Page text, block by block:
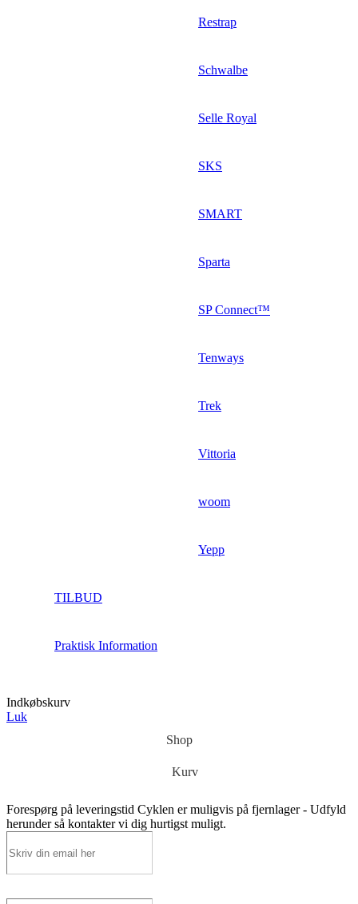
Restrap
Schwalbe
Selle Royal
SKS
SMART
Sparta
SP Connect™
Tenways
Trek
Vittoria
woom
Yepp
TILBUD
Praktisk Information
Indkøbskurv
Luk
Shop
Kurv
Forespørg på leveringstid Cyklen er muligvis på fjernlager - Udfyld
herunder så kontakter vi dig hurtigst muligt.